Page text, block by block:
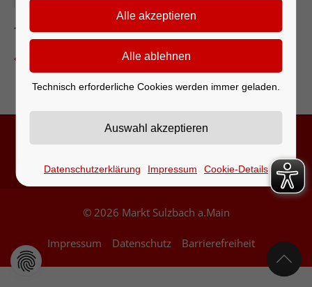
Bürgerhaus Dornau
Zurück zur Eventübersicht
© 2026 Markt Sulzbach a.Main
Impressum Datenschutz Barrierefreiheit
Technisch erforderliche Cookies werden immer geladen.
Datenschutzerklärung Impressum Cookie-Details